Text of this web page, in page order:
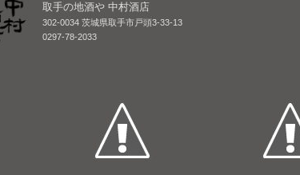
瀧自慢 純米 にごり酒(火
入れ) [BY27]
澤の花 超辛口吟醸 ささ
ら
取手の地酒や 中村酒店
302-0034 茨城県取手市戸頭3-33-13
0297-78-2033